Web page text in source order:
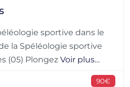
sportive dans le
la Spéléologie sportive
(05) Plongez Voir plus…
90€